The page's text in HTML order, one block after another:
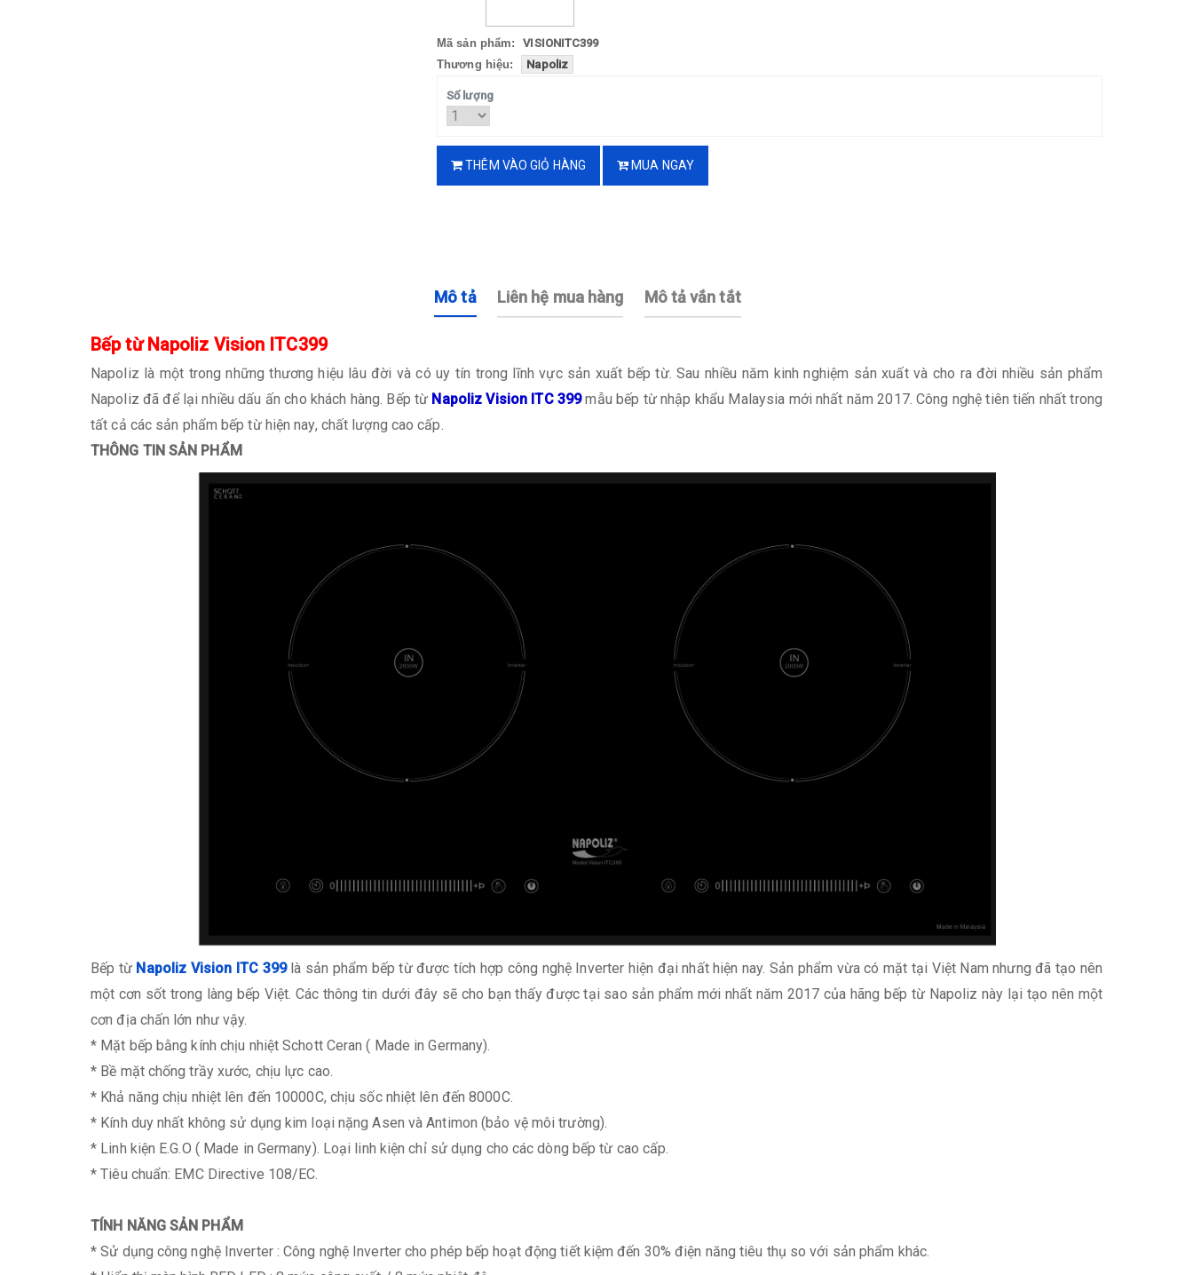
Mã sản phẩm:
VISIONITC399
Thương hiệu:
Napoliz
Số lượng
THÊM VÀO GIỎ HÀNG MUA NGAY
Mô tả Liên hệ mua hàng Mô tả vắn tắt
Bếp từ Napoliz Vision ITC399
Napoliz là một trong những thương hiệu lâu đời và có uy tín trong lĩnh vực sản xuất bếp từ. Sau nhiều năm kinh nghiệm sản xuất và cho ra đời nhiều sản phẩm
Napoliz đã để lại nhiều dấu ấn cho khách hàng. Bếp từ Napoliz Vision ITC 399mẫu bếp từ nhập khẩu Malaysia mới nhất năm 2017. Công nghệ tiên tiến nhất trong
tất cả các sản phẩm bếp từ hiện nay, chất lượng cao cấp.
THÔNG TIN SẢN PHẨM
Bếp từ Napoliz Vision ITC 399 là sản phẩm bếp từ được tích hợp công nghệ Inverter hiện đại nhất hiện nay. Sản phẩm vừa có mặt tại Việt Nam nhưng đã tạo nên
một cơn sốt trong làng bếp Việt. Các thông tin dưới đây sẽ cho bạn thấy được tại sao sản phẩm mới nhất năm 2017 của hãng bếp từ Napoliz này lại tạo nên một
cơn địa chấn lớn như vậy.
* Mặt bếp bằng kính chịu nhiệt Schott Ceran ( Made in Germany).
* Bề mặt chống trầy xước, chịu lực cao.
* Khả năng chịu nhiệt lên đến 10000C, chịu sốc nhiệt lên đến 8000C.
* Kính duy nhất không sử dụng kim loại nặng Asen và Antimon (bảo vệ môi trường).
* Linh kiện E.G.O ( Made in Germany). Loại linh kiện chỉ sử dụng cho các dòng bếp từ cao cấp.
* Tiêu chuẩn: EMC Directive 108/EC.
TÍNH NĂNG SẢN PHẨM
* Sử dụng công nghệ Inverter : Công nghệ Inverter cho phép bếp hoạt động tiết kiệm đến 30% điện năng tiêu thụ so với sản phẩm khác.